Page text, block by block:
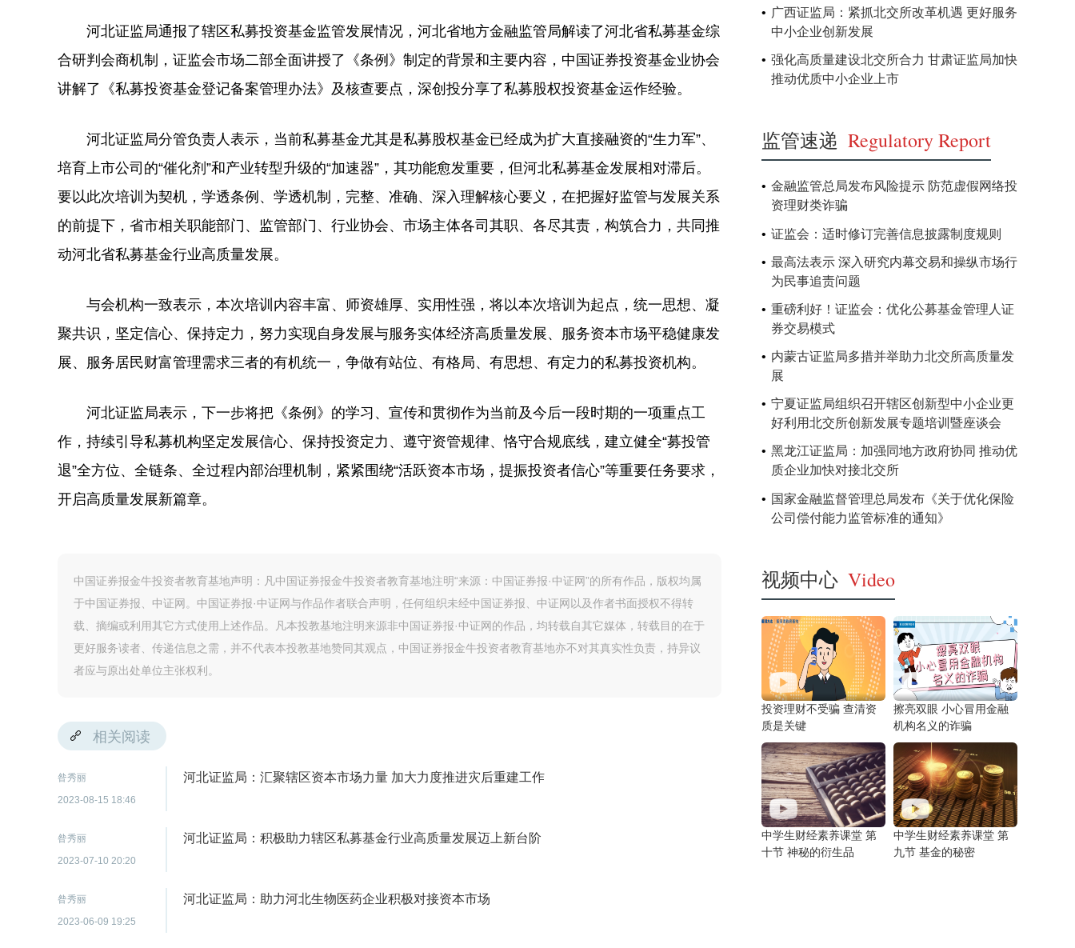
河北证监局通报了辖区私募投资基金监管发展情况，河北省地方金融监管局解读了河北省私募基金综
合研判会商机制，证监会市场二部全面讲授了《条例》制定的背景和主要内容，中国证券投资基金业协会
讲解了《私募投资基金登记备案管理办法》及核查要点，深创投分享了私募股权投资基金运作经验。
河北证监局分管负责人表示，当前私募基金尤其是私募股权基金已经成为扩大直接融资的“生力军”、
培育上市公司的“催化剂”和产业转型升级的“加速器”，其功能愈发重要，但河北私募基金发展相对滞后。
要以此次培训为契机，学透条例、学透机制，完整、准确、深入理解核心要义，在把握好监管与发展关系
的前提下，省市相关职能部门、监管部门、行业协会、市场主体各司其职、各尽其责，构筑合力，共同推
动河北省私募基金行业高质量发展。
与会机构一致表示，本次培训内容丰富、师资雄厚、实用性强，将以本次培训为起点，统一思想、凝
聚共识，坚定信心、保持定力，努力实现自身发展与服务实体经济高质量发展、服务资本市场平稳健康发
展、服务居民财富管理需求三者的有机统一，争做有站位、有格局、有思想、有定力的私募投资机构。
河北证监局表示，下一步将把《条例》的学习、宣传和贯彻作为当前及今后一段时期的一项重点工
作，持续引导私募机构坚定发展信心、保持投资定力、遵守资管规律、恪守合规底线，建立健全“募投管
退”全方位、全链条、全过程内部治理机制，紧紧围绕“活跃资本市场，提振投资者信心”等重要任务要求，
开启高质量发展新篇章。
中国证券报金牛投资者教育基地声明：凡中国证券报金牛投资者教育基地注明“来源：中国证券报·中证网”的所有作品，版权均属
于中国证券报、中证网。中国证券报·中证网与作品作者联合声明，任何组织未经中国证券报、中证网以及作者书面授权不得转
载、摘编或利用其它方式使用上述作品。凡本投教基地注明来源非中国证券报·中证网的作品，均转载自其它媒体，转载目的在于
更好服务读者、传递信息之需，并不代表本投教基地赞同其观点，中国证券报金牛投资者教育基地亦不对其真实性负责，持异议
者应与原出处单位主张权利。
相关阅读
昝秀丽
2023-08-15 18:46
河北证监局：汇聚辖区资本市场力量 加大力度推进灾后重建工作
昝秀丽
2023-07-10 20:20
河北证监局：积极助力辖区私募基金行业高质量发展迈上新台阶
昝秀丽
2023-06-09 19:25
河北证监局：助力河北生物医药企业积极对接资本市场
广西证监局：紧抓北交所改革机遇 更好服务
中小企业创新发展
强化高质量建设北交所合力 甘肃证监局加快
推动优质中小企业上市
监管速递 Regulatory Report
金融监管总局发布风险提示 防范虚假网络投
资理财类诈骗
证监会：适时修订完善信息披露制度规则
最高法表示 深入研究内幕交易和操纵市场行
为民事追责问题
重磅利好！证监会：优化公募基金管理人证
券交易模式
内蒙古证监局多措并举助力北交所高质量发
展
宁夏证监局组织召开辖区创新型中小企业更
好利用北交所创新发展专题培训暨座谈会
黑龙江证监局：加强同地方政府协同 推动优
质企业加快对接北交所
国家金融监督管理总局发布《关于优化保险
公司偿付能力监管标准的通知》
视频中心 Video
投资理财不受骗 查清资
质是关键
擦亮双眼 小心冒用金融
机构名义的诈骗
中学生财经素养课堂 第
十节 神秘的衍生品
中学生财经素养课堂 第
九节 基金的秘密